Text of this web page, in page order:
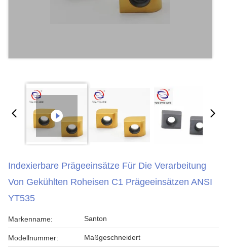
Indexierbare Prägeeinsätze Für Die Verarbeitung
Von Gekühlten Roheisen C1 Prägeeinsätzen ANSI
YT535
Markenname: Santon
Modellnummer: Maßgeschneidert